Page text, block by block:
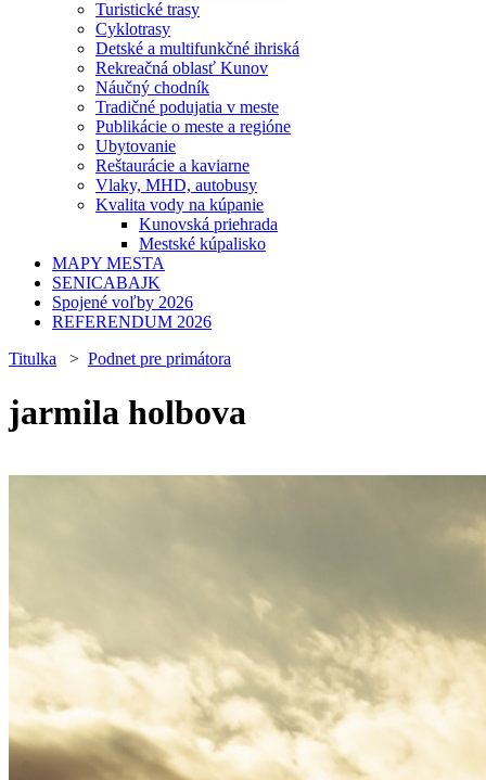
Turistické trasy
Cyklotrasy
Detské a multifunkčné ihriská
Rekreačná oblasť Kunov
Náučný chodník
Tradičné podujatia v meste
Publikácie o meste a regióne
Ubytovanie
Reštaurácie a kaviarne
Vlaky, MHD, autobusy
Kvalita vody na kúpanie
Kunovská priehrada
Mestské kúpalisko
MAPY MESTA
SENICABAJK
Spojené voľby 2026
REFERENDUM 2026
Titulka > Podnet pre primátora
jarmila holbova